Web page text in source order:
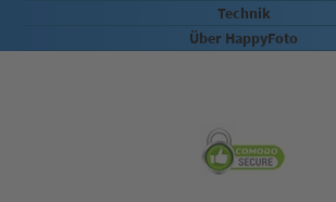
Technik
Über HappyFoto